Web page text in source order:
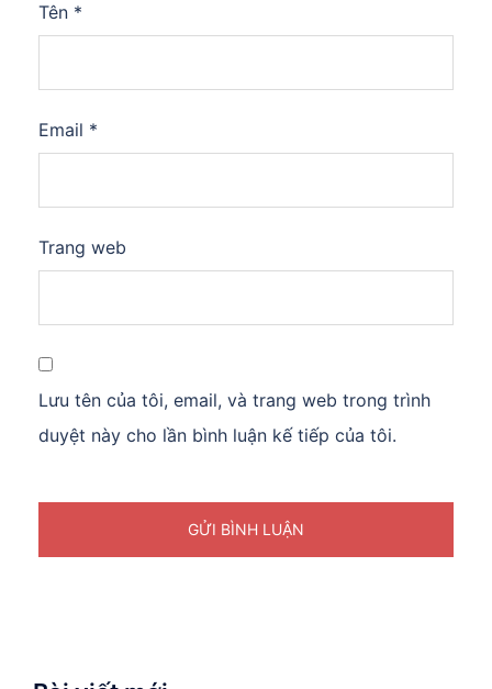
Tên *
Email *
Trang web
Lưu tên của tôi, email, và trang web trong trình
duyệt này cho lần bình luận kế tiếp của tôi.